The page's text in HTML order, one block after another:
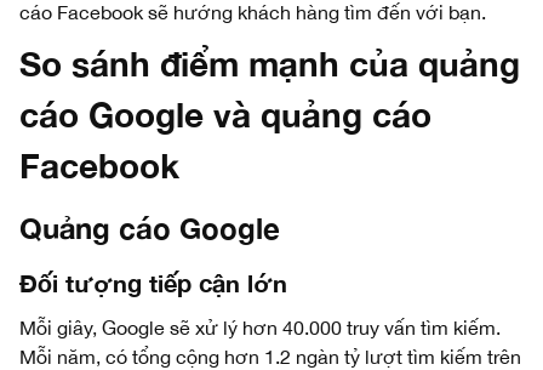
cáo Facebook sẽ hướng khách hàng tìm đến với bạn.
So sánh điểm mạnh của quảng
cáo Google và quảng cáo
Facebook
Quảng cáo Google
Đối tượng tiếp cận lớn
Mỗi giây, Google sẽ xử lý hơn 40.000 truy vấn tìm kiếm.
Mỗi năm, có tổng cộng hơn 1.2 ngàn tỷ lượt tìm kiếm trên